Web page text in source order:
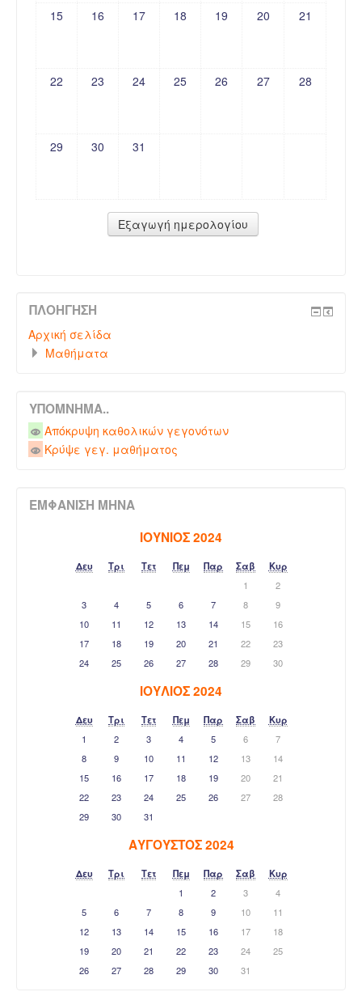
15 16 17 18 19 20 21
22 23 24 25 26 27 28
29 30 31
ΠΛΟΉΓΗΣΗ
Αρχική σελίδα
Μαθήματα
ΥΠΌΜΝΗΜΑ..
Απόκρυψη καθολικών γεγονότων
Κρύψε γεγ. μαθήματος
ΕΜΦΆΝΙΣΗ ΜΉΝΑ
ΙΟΎΝΙΟΣ 2024
Δευ Τρι Τετ Πεμ Παρ Σαβ
Κυρ
1
2
3
4 5 6 7 8
9
10
11 12 13 14 15
16
17
18 19 20 21 22
23
24
25 26 27 28 29 30
ΙΟΎΛΙΟΣ 2024
Δευ Τρι Τετ Πεμ Παρ Σαβ
Κυρ
1
2 3 4 5 6
7
8
9 10 11 12 13
14
15
16 17 18 19 20
21
22
23 24 25 26 27
28
29
30 31
ΑΎΓΟΥΣΤΟΣ 2024
Δευ Τρι Τετ Πεμ Παρ Σαβ
Κυρ
1
2 3
4
5
6 7 8 9 10
11
12
13 14 15 16 17
18
19
20 21 22 23 24
25
26
27 28 29 30 31